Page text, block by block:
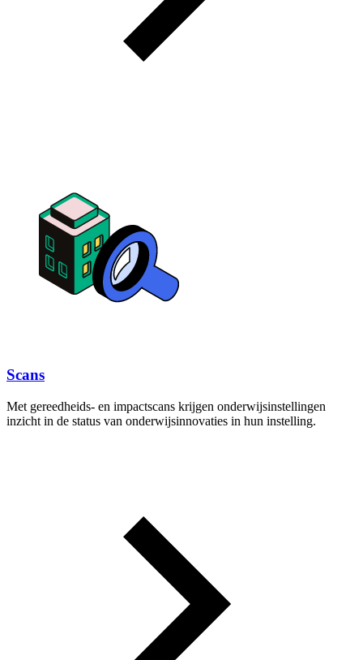
Scans
Met gereedheids- en impactscans krijgen onderwijsinstellingen
inzicht in de status van onderwijsinnovaties in hun instelling.